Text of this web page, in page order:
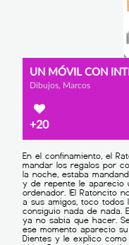
UN MÓVIL CON
Dibujos, Marcos
+20